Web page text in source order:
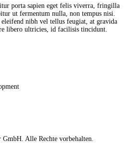
porta sapien eget felis viverra, fringilla
ut fermentum nulla, non tempus nisi.
eleifend nibh vel tellus feugiat, at gravida
libero ultricies, id facilisis tincidunt.
Alle Rechte vorbehalten.